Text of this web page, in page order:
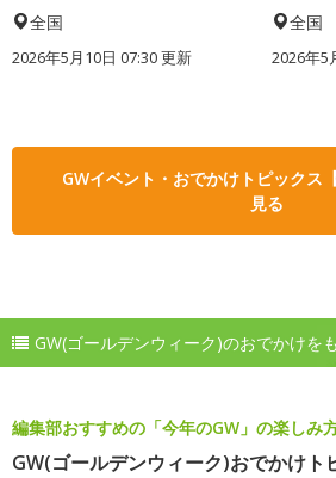
全国
2026年5月10日 07:30 更新
全国
2026年5
GWイベント・おでかけトピックス
見る
GW(ゴールデンウィーク)のおでかけを
編集部おすすめの「今年のGW」の楽しみ
GW(ゴールデンウィーク)おでかけト